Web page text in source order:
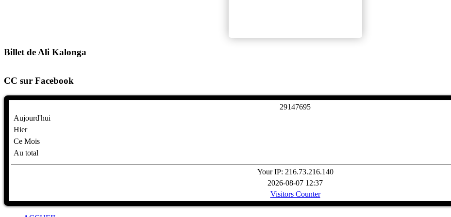
Billet de Ali Kalonga
CC sur Facebook
29147695
Aujourd'hui
Hier
Ce Mois
Au total
Your IP: 216.73.216.140
2026-08-07 12:37
Visitors Counter